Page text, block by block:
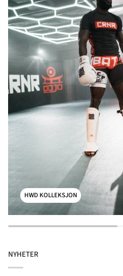
HWD KOLLEKSJON
NYHETER